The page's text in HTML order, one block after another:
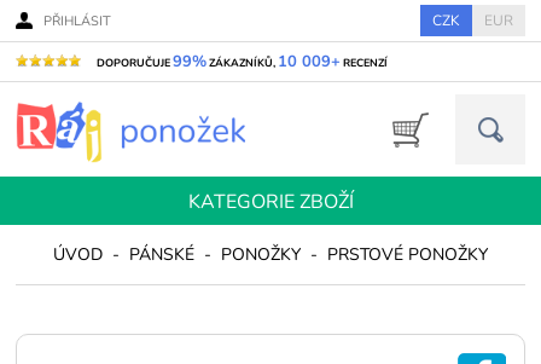
PŘIHLÁSIT CZK EUR
DOPORUČUJE99%ZÁKAZNÍKŮ, 10 009+ RECENZÍ
KATEGORIE ZBOŽÍ
ÚVOD - PÁNSKÉ - PONOŽKY - PRSTOVÉ PONOŽKY